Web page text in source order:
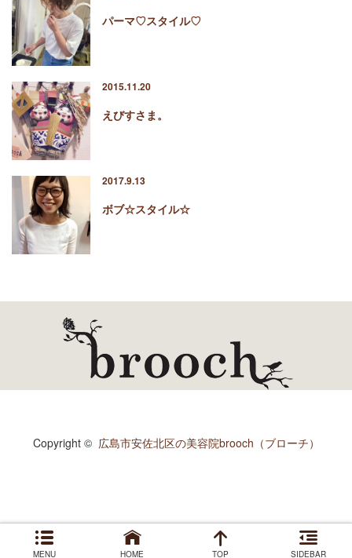
パーマ♡スタイル♡
2015.11.20
えびすさま。
2017.9.13
ボブ☆スタイル☆
MENU HOME TOP SIDEBAR
Copyright © 広島市安佐北区の美容院brooch（ブローチ）